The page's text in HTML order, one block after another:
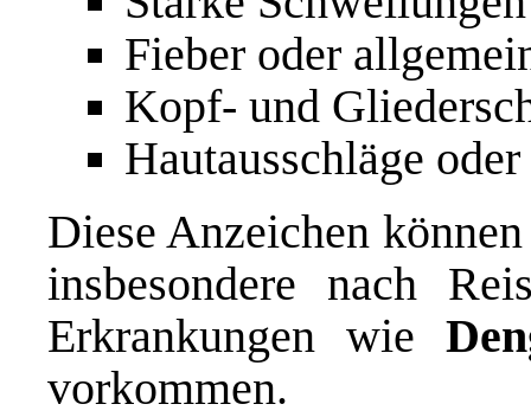
Fieber oder
Kopf- und
Hautausschläge
Diese Anzeichen
insbesondere nach
Erkrankungen wie
vorkommen.